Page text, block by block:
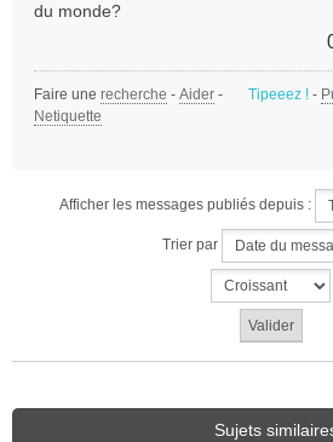
du monde?
Faire une recherche - Aider - Tipeeez ! -
Netiquette
Afficher les messages publiés depuis :
Trier par
Sujets